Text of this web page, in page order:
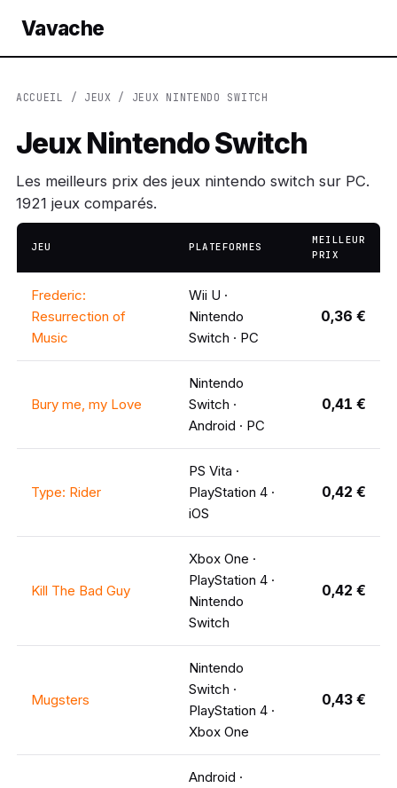
Vavache
ACCUEIL / JEUX / JEUX NINTENDO SWITCH
Jeux Nintendo Switch
Les meilleurs prix des jeux nintendo switch sur PC.
1921 jeux comparés.
JEU PLATEFORMES
MEILLEUR
PRIX
Frederic:
Resurrection of
Music
Wii U ·
Nintendo
Switch · PC
0,36 €
Bury me, my Love
Nintendo
Switch ·
Android · PC
0,41 €
Type: Rider
PS Vita ·
PlayStation 4 ·
iOS
0,42 €
Kill The Bad Guy
Xbox One ·
PlayStation 4 ·
Nintendo
Switch
0,42 €
Mugsters
Nintendo
Switch ·
PlayStation 4 ·
Xbox One
0,43 €
Android ·